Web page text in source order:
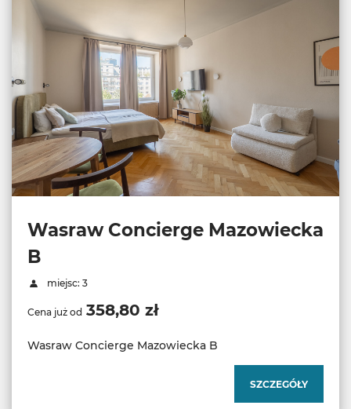
Wasraw Concierge Mazowiecka
B
miejsc: 3
Cena już od 358,80 zł
Wasraw Concierge Mazowiecka B
SZCZEGÓŁY